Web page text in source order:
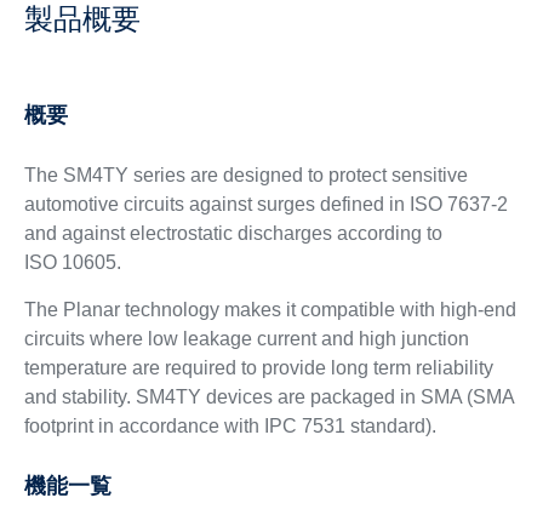
製品概要
概要
The SM4TY series are designed to protect sensitive
automotive circuits against surges defined in ISO 7637-2
and against electrostatic discharges according to
ISO 10605.
The Planar technology makes it compatible with high-end
circuits where low leakage current and high junction
temperature are required to provide long term reliability
and stability. SM4TY devices are packaged in SMA (SMA
footprint in accordance with IPC 7531 standard).
機能一覧